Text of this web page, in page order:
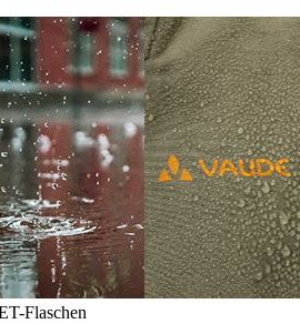
Flaschen